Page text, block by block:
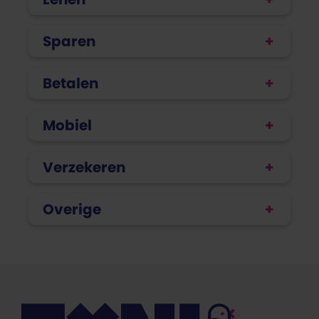
Sparen
Betalen
Mobiel
Verzekeren
Overige